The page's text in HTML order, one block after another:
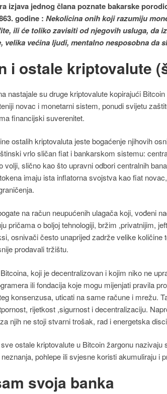
izjava jednog člana poznate bakarske
godine : Nekolicina onih koji razumiju
ili će toliko zavisiti od njegovih usluga, da
velika većina ljudi, mentalno nesposobna da
i ostale kriptovalute (
nastajale su druge kriptovalute kopirajući
novac i monetarni sistem, ponudi svijetu
financijski suverenitet.
ostalih kriptovaluta jeste bogaćenje njihovih
vrlo sličan fiat i bankarskom sistemu:
volji, slično kao što upravni odbori centralnih
imaju ista inflatorna svojstva kao fiat
na račun neupućenih ulagača koji, vođeni
pričama o boljoj tehnologiji, bržim ,privatnijim,
osnivači često unaprijed zadrže velike količine
prodavali tržištu.
koji je decentralizovan i kojim niko ne
ili fondacija koje mogu mijenjati pravila
konsenzusa, uticati na same račune i mrežu.
rijetkost ,sigurnost i decentralizaciju.
njih ne stoji stvarni trošak, rad i energetska
ostale kriptovalute u Bitcoin žargonu nazivaju
pohlepe ili svjesne koristi akumuliraju i
svoja banka